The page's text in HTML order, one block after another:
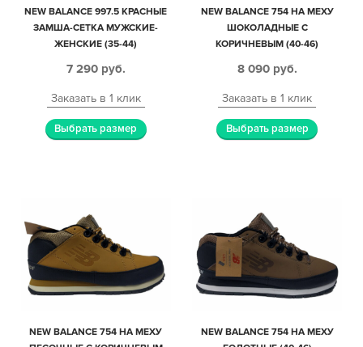
NEW BALANCE 997.5 КРАСНЫЕ
ЗАМША-СЕТКА МУЖСКИЕ-
ЖЕНСКИЕ (35-44)
7 290 руб.
Заказать в 1 клик
Выбрать размер
NEW BALANCE 754 НА МЕХУ
ШОКОЛАДНЫЕ С
КОРИЧНЕВЫМ (40-46)
8 090 руб.
Заказать в 1 клик
Выбрать размер
NEW BALANCE 754 НА МЕХУ
NEW BALANCE 754 НА МЕХУ